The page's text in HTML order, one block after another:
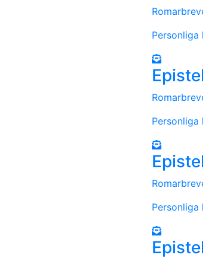
Personliga
Personliga
Personliga